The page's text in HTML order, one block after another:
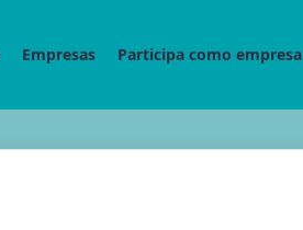
Empresas Participa como empresa